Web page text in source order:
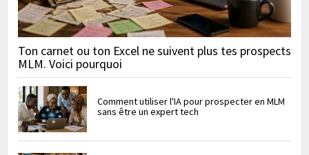
Ton carnet ou ton Excel ne suivent plus tes prospects
MLM. Voici pourquoi
Comment utiliser l'IA pour prospecter en MLM
sans être un expert tech